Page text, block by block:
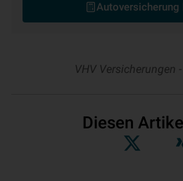
Autoversicherung
VHV Versicherungen -
Diesen